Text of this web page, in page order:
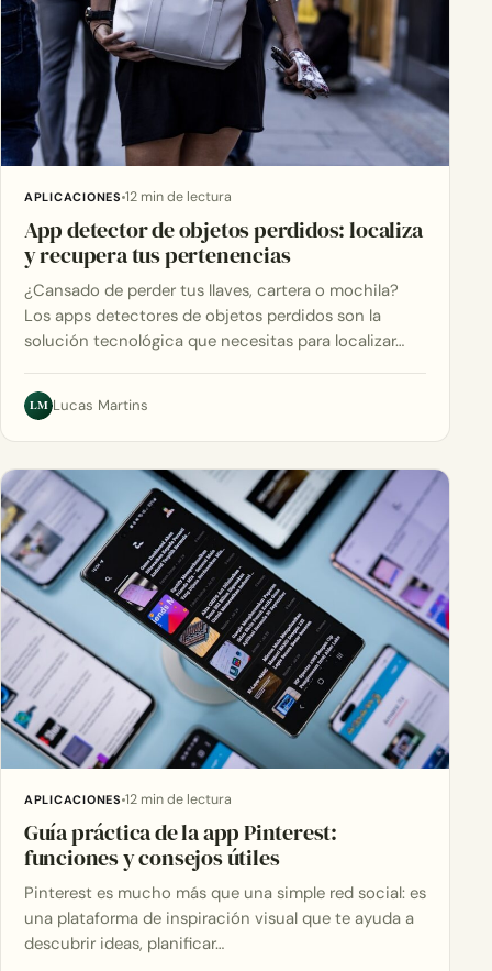
APLICACIONES 12 min de lectura
App detector de objetos perdidos: localiza
y recupera tus pertenencias
¿Cansado de perder tus llaves, cartera o mochila?
Los apps detectores de objetos perdidos son la
solución tecnológica que necesitas para localizar…
LM Lucas Martins
APLICACIONES 12 min de lectura
Guía práctica de la app Pinterest:
funciones y consejos útiles
Pinterest es mucho más que una simple red social: es
una plataforma de inspiración visual que te ayuda a
descubrir ideas, planificar…